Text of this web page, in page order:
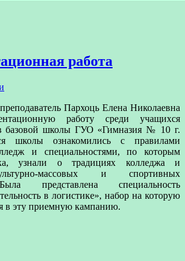
работа
Пархоць Елена Николаевна
работу среди учащихся
базовой школы ГУО «Гимназия № 10 г.
школы ознакомились с правилами
и специальностями, по которым
узнали о традициях колледжа и
массовых и спортивных
представлена специальность
в логистике», набор на которую
в эту приемную кампанию.